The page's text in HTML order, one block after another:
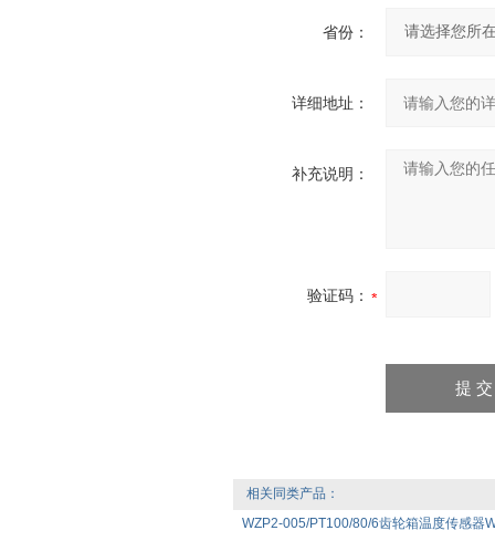
省份：
详细地址：
补充说明：
验证码：
相关同类产品：
WZP2-005/PT100/80/6齿轮箱温度传感器